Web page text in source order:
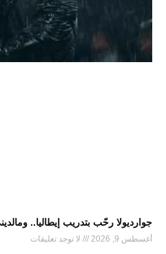
جوارديولا رحّب بتدريب إيطاليا..
أغسطس 9, 2026 لا توجد تعليقات